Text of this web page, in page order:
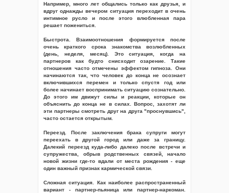
Например, много лет общались только как друзья, и
вдруг однажды вечером ситуация переходит в очень
интимное русло и после этого влюбленная пара
решает пожениться.
Быстрота. Взаимоотношения формируется после
очень краткого срока знакомства возлюбленных
(день, неделя, месяц). Это ситуация, когда на
партнеров как будто снисходит озарение. Такие
отношения часто отмечены эффектом гипноза. Они
начинаются так, что человек до конца не осознает
включившихся перемен и только спустя год или
более начинает воспринимать ситуацию сознательно.
До этого им движут силы и реакции, которые он
объяснить до конца не в силах. Вопрос, захотят ли
эти партнеры смотреть друг на друга "проснувшись",
часто остается открытым.
Переезд. После заключения брака супруги могут
переехать в другой город или даже за границу.
Далекий переезд куда-либо далеко после встречи и
супружества, обрыв родственных связей, начало
новой жизни где-то вдали от места рождения - еще
один важный признак кармической связи.
Сложная ситуация. Как наиболее распространенный
вариант - партнер-пьяница или партнер-наркоман.